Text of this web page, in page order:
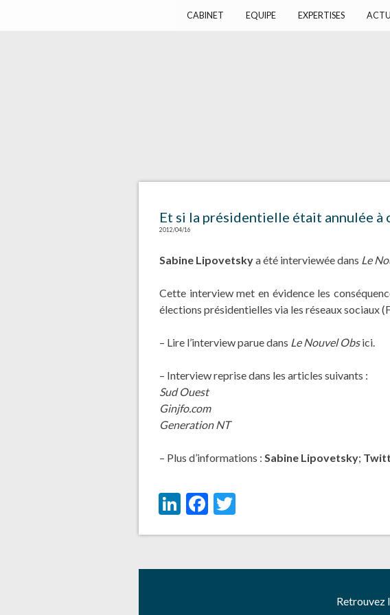
CABINET EQUIPE EXPERTISES
Et si la présidentielle était annulée à
2012/04/16
Sabine Lipovetskya été interviewée dans Le
Cette interview met en évidence les
élections présidentielles via les réseaux sociaux
– Lire l’interview parue dans Le Nouvel Obs ici.
– Interview reprise dans les articles suivants :
Sud Ouest
Ginjfo.com
Generation NT
– Plus d’informations : Sabine Lipovetsky;
LinkedIn
Facebook
Retrouvez